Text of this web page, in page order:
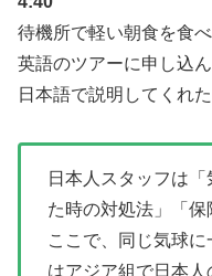
待機所で軽い朝食を食べ
英語のツアーに申し込
日本語で説明してくれた
日本人スタッフは
た時の対処法」「保
ここで、同じ気球
はアジア組で日本